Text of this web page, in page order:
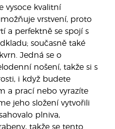
vysoce kvalitní
vrstvení, proto
a perfektně se spojí s
současně také
Jedná se o
nošení, takže si s
i když budete
a prací nebo vyrazíte
jeho složení vytvořili
plniva,
takže se tento